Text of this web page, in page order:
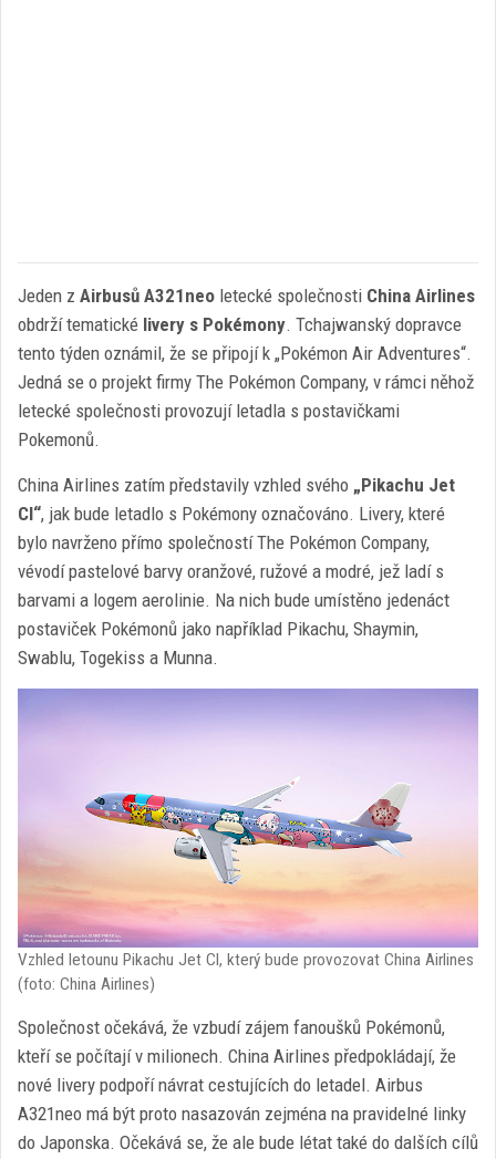
Jeden z Airbusů A321neo letecké společnosti China Airlines
obdrží tematické livery s Pokémony. Tchajwanský dopravce
tento týden oznámil, že se připojí k „Pokémon Air Adventures“.
Jedná se o projekt firmy The Pokémon Company, v rámci něhož
letecké společnosti provozují letadla s postavičkami
Pokemonů.
China Airlines zatím představily vzhled svého „Pikachu Jet
CI“, jak bude letadlo s Pokémony označováno. Livery, které
bylo navrženo přímo společností The Pokémon Company,
vévodí pastelové barvy oranžové, ružové a modré, jež ladí s
barvami a logem aerolinie. Na nich bude umístěno jedenáct
postaviček Pokémonů jako například Pikachu, Shaymin,
Swablu, Togekiss a Munna.
Vzhled letounu Pikachu Jet CI, který bude provozovat China Airlines
(foto: China Airlines)
Společnost očekává, že vzbudí zájem fanoušků Pokémonů,
kteří se počítají v milionech. China Airlines předpokládají, že
nové livery podpoří návrat cestujících do letadel. Airbus
A321neo má být proto nasazován zejména na pravidelné linky
do Japonska. Očekává se, že ale bude létat také do dalších cílů